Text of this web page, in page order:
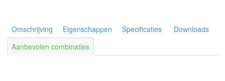
Omschrijving Eigenschappen Specificaties
Downloads
Aanbevolen combinaties